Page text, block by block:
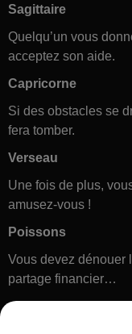
Sagittaire
Quelqu’un vous
acceptez son aide.
Capricorne
Si des obstacles se
fera tomber.
Verseau
Une fois de plus,
amusez-vous !
Poissons
Vous devez dénouer
partage financier…